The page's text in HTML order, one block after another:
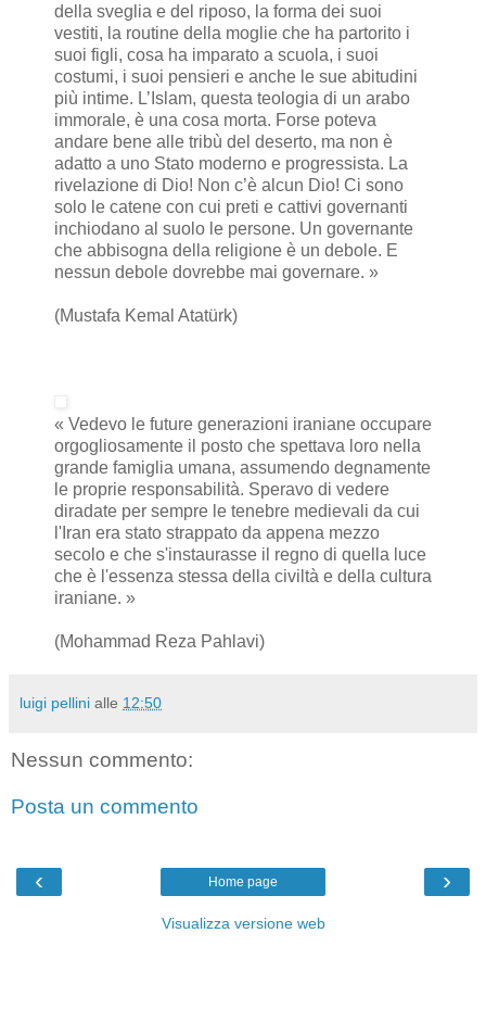
della sveglia e del riposo, la forma dei suoi
vestiti, la routine della moglie che ha partorito i
suoi figli, cosa ha imparato a scuola, i suoi
costumi, i suoi pensieri e anche le sue abitudini
più intime. L’Islam, questa teologia di un arabo
immorale, è una cosa morta. Forse poteva
andare bene alle tribù del deserto, ma non è
adatto a uno Stato moderno e progressista. La
rivelazione di Dio! Non c’è alcun Dio! Ci sono
solo le catene con cui preti e cattivi governanti
inchiodano al suolo le persone. Un governante
che abbisogna della religione è un debole. E
nessun debole dovrebbe mai governare. »
(Mustafa Kemal Atatürk)
« Vedevo le future generazioni iraniane occupare
orgogliosamente il posto che spettava loro nella
grande famiglia umana, assumendo degnamente
le proprie responsabilità. Speravo di vedere
diradate per sempre le tenebre medievali da cui
l'Iran era stato strappato da appena mezzo
secolo e che s'instaurasse il regno di quella luce
che è l'essenza stessa della civiltà e della cultura
iraniane. »
(Mohammad Reza Pahlavi)
luigi pellini alle 12:50
Nessun commento:
Posta un commento
‹ ›
Home page
Visualizza versione web